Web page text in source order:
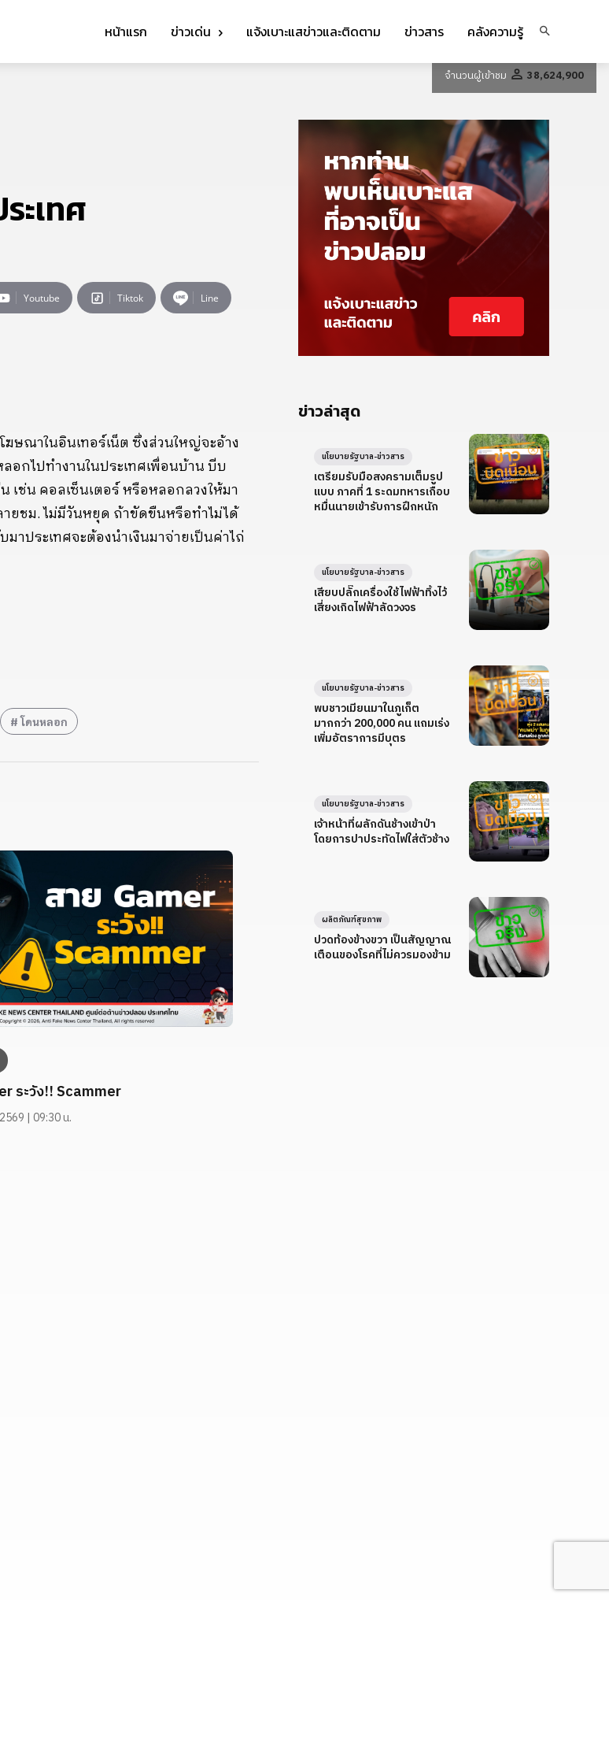
หน้าแรก ข่าวเด่น แจ้งเบาะแสข่าวและติดตาม ข่าวสาร คลังความรู้
จำนวนผู้เข้าชม 38,624,900
ะเทศ
Youtube Tiktok Line
ษณาในอินเทอร์เน็ต ซึ่งส่วนใหญ่จะอ้าง
อกไปทำงานในประเทศเพื่อนบ้าน บีบ
เช่น คอลเซ็นเตอร์ หรือหลอกลวงให้มา
ยชม. ไม่มีวันหยุด ถ้าขัดขืนหรือทำไม่ได้
ประเทศจะต้องนำเงินมาจ่ายเป็นค่าไถ่
โดนหลอก
ระวัง!! Scammer
| 09:30 น.
ข่าวล่าสุด
เตรียมรับมือสงครามเต็มรูป
แบบ ภาคที่ 1 ระดมทหารเกือบ
หมื่นนายเข้ารับการฝึกหนัก
นโยบายรัฐบาล-ข่าวสาร
เสียบปลั๊กเครื่องใช้ไฟฟ้าทิ้งไว้
เสี่ยงเกิดไฟฟ้าลัดวงจร
นโยบายรัฐบาล-ข่าวสาร
พบชาวเมียนมาในภูเก็ต
มากกว่า 200,000 คน แถมเร่ง
เพิ่มอัตราการมีบุตร
นโยบายรัฐบาล-ข่าวสาร
เจ้าหน้าที่ผลักดันช้างเข้าป่า
โดยการปาประทัดไฟใส่ตัวช้าง
นโยบายรัฐบาล-ข่าวสาร
ปวดท้องข้างขวา เป็นสัญญาณ
เตือนของโรคที่ไม่ควรมองข้าม
ผลิตภัณฑ์สุขภาพ